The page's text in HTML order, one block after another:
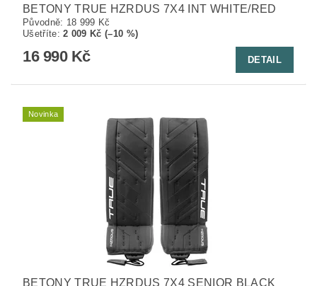
BETONY TRUE HZRDUS 7X4 INT WHITE/RED
Původně: 18 999 Kč
Ušetříte:2 009 Kč (–10 %)
16 990 Kč DETAIL
Novinka
BETONY TRUE HZRDUS 7X4 SENIOR BLACK